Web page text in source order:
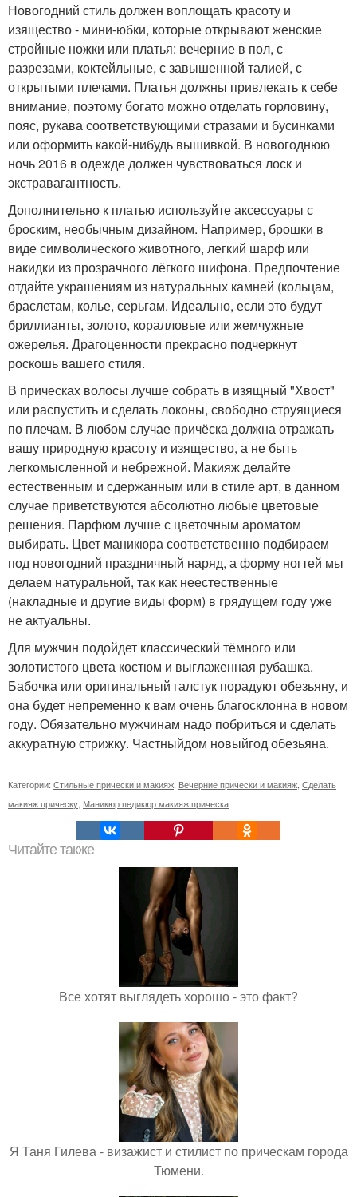
Новогодний стиль должен воплощать красоту и
изящество - мини-юбки, которые открывают женские
стройные ножки или платья: вечерние в пол, с
разрезами, коктейльные, с завышенной талией, с
открытыми плечами. Платья должны привлекать к себе
внимание, поэтому богато можно отделать горловину,
пояс, рукава соответствующими стразами и бусинками
или оформить какой-нибудь вышивкой. В новогоднюю
ночь 2016 в одежде должен чувствоваться лоск и
экстравагантность.
Дополнительно к платью используйте аксессуары с
броским, необычным дизайном. Например, брошки в
виде символического животного, легкий шарф или
накидки из прозрачного лёгкого шифона. Предпочтение
отдайте украшениям из натуральных камней (кольцам,
браслетам, колье, серьгам. Идеально, если это будут
бриллианты, золото, коралловые или жемчужные
ожерелья. Драгоценности прекрасно подчеркнут
роскошь вашего стиля.
В прическах волосы лучше собрать в изящный "Хвост"
или распустить и сделать локоны, свободно струящиеся
по плечам. В любом случае причёска должна отражать
вашу природную красоту и изящество, а не быть
легкомысленной и небрежной. Макияж делайте
естественным и сдержанным или в стиле арт, в данном
случае приветствуются абсолютно любые цветовые
решения. Парфюм лучше с цветочным ароматом
выбирать. Цвет маникюра соответственно подбираем
под новогодний праздничный наряд, а форму ногтей мы
делаем натуральной, так как неестественные
(накладные и другие виды форм) в грядущем году уже
не актуальны.
Для мужчин подойдет классический тёмного или
золотистого цвета костюм и выглаженная рубашка.
Бабочка или оригинальный галстук порадуют обезьяну, и
она будет непременно к вам очень благосклонна в новом
году. Обязательно мужчинам надо побриться и сделать
аккуратную стрижку. Частныйдом новыйгод обезьяна.
Категории: Стильные прически и макияж Вечерние прически и макияж Сделать
макияж прическу Маникюр педикюр макияж прическа
Читайте также
Все хотят выглядеть хорошо - это факт?
Я Таня Гилева - визажист и стилист по прическам города
Тюмени.